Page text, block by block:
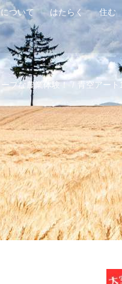
ついて はたらく 住む
プな農業体験！ 青空アート1